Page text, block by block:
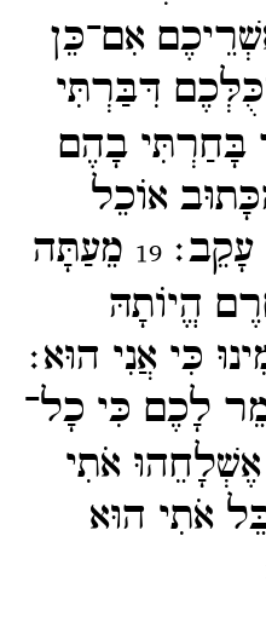
אִם־​כֵּן
דִּבַּרְתִּי
בָּחַרְתִּי בָהֶם
אוֹכֵל
עָקֵב׃19 מֵעַתָּה
הֱיוֹתָהּ
כִּי אֲנִי הוּא׃
לָכֶם כִּי כָל־​
אֹתִי
אֹתִי הוּא